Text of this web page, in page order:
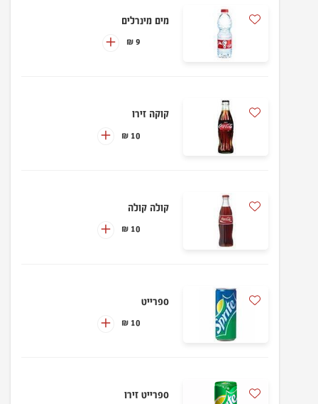
מים מינרלים
9 ₪
קוקה זירו
10 ₪
קולה קולה
10 ₪
ספרייט
10 ₪
ספרייט זירו